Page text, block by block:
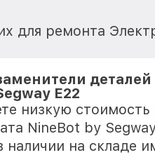
для ремонта
E22
низкую
NineBot by
наличии на складе